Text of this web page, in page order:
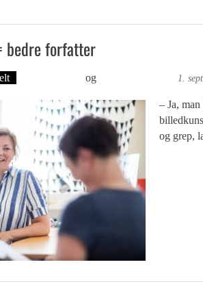
bedre forfatter
og 1.
– Ja,
og grep,